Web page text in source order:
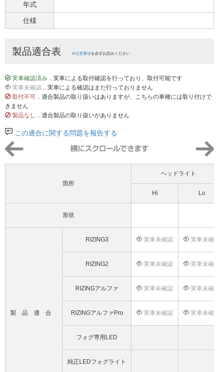
年式
仕様
製品適合表 ※注意事項を必ずお読みください
実車確認済み .. 実車による取付確認を行っており、取付可能です
実車未確認 .. 実車による確認はまだ行っておりません
取付不可 .. 適合製品の取り扱いはありますが、こちらの車種には取り付けで
きません
製品なし .. 適合製品の取り扱いがありません
この適合に関する問題を報告する
箇所
ヘッドライト
Hi Lo
形状
製品適合
RIZING3 実車未確認 実車未確
RIZING2 実車未確認 実車未確
RIZINGアルファ 実車未確認 実車未確
RIZINGアルファPro 実車未確認 実車未確
フォグ専用LED
純正LEDフォグライト